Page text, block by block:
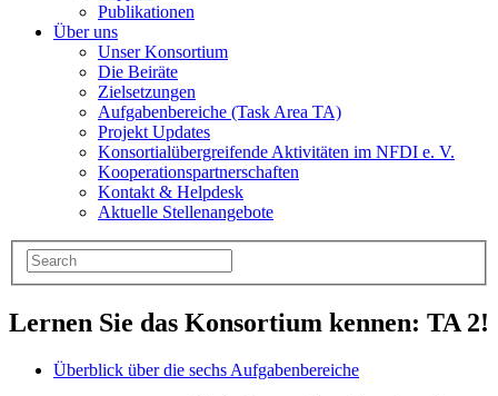
Publikationen
Über uns
Unser Konsortium
Die Beiräte
Zielsetzungen
Aufgabenbereiche (Task Area TA)
Projekt Updates
Konsortialübergreifende Aktivitäten im NFDI e. V.
Kooperationspartnerschaften
Kontakt & Helpdesk
Aktuelle Stellenangebote
Lernen Sie das Konsortium kennen: TA 2!
Überblick über die sechs Aufgabenbereiche